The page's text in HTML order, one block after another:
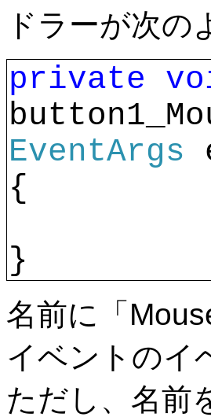
ドラーが次の
private
EventArgs
{
}
名前に「
イベントのイ
ただし、名前